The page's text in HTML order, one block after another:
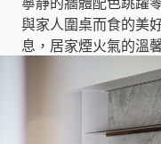
寧靜的牆體配色跳躍
與家人圍桌而食的美
息，居家煙火氣的溫